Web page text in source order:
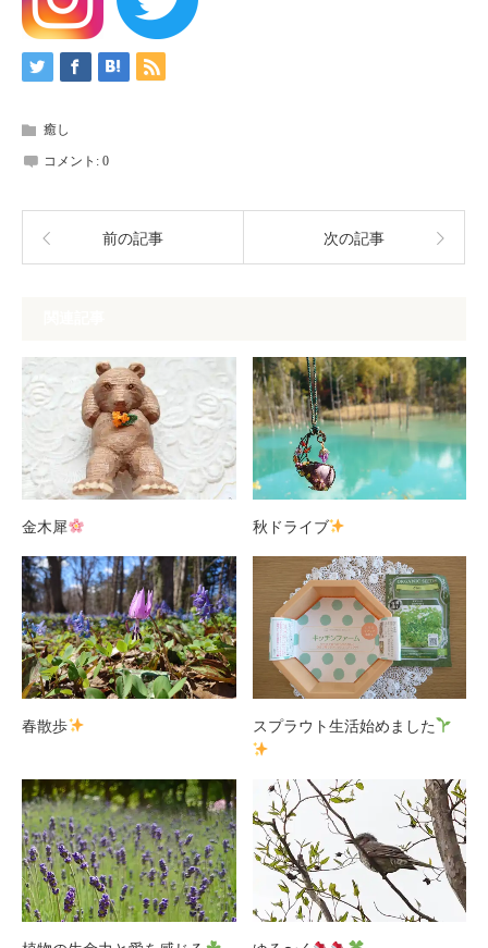
癒し
コメント: 0
前の記事 次の記事
金木犀 秋ドライブ
春散歩 スプラウト生活始めました